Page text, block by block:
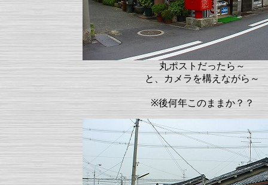
丸ポストだったら～
と、カメラを構えながら～
※後何年このままか？？